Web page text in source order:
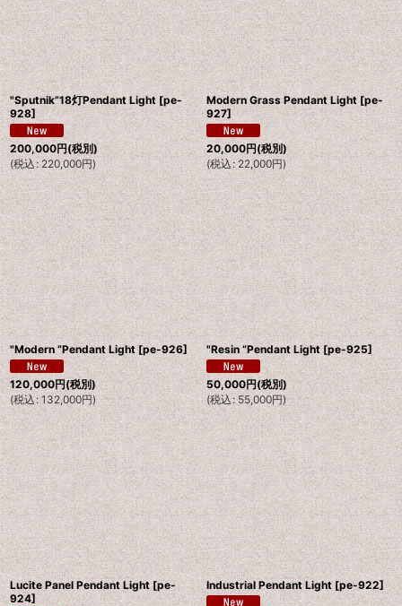
"Sputnik”18灯Pendant Light [pe-
928]
200,000円(税別)
(税込 : 220,000円)
Modern Grass Pendant Light [pe-
927]
20,000円(税別)
(税込 : 22,000円)
"Modern ”Pendant Light [pe-926]
120,000円(税別)
(税込: 132,000円)
"Resin ”Pendant Light [pe-925]
50,000円(税別)
(税込 : 55,000円)
Lucite Panel Pendant Light [pe-
924]
Industrial Pendant Light [pe-922]